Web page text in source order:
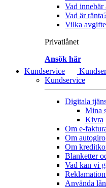
Vad innebär
Vad är
Vilka
Privatlånet
Ansök här
Kundservice
Kundservice
Digitala
Mina
Kivra
Om e-
Om autogiro
Om
Blanketter
Vad kan vi
Använda